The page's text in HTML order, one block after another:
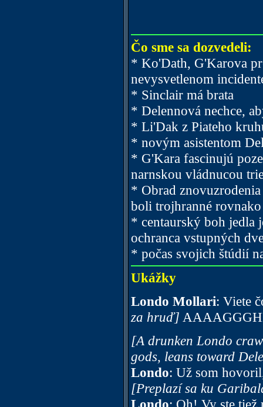
Čo sme sa dozvedeli:
* Ko'Dath, G'Karova
nevysvetlenom
* Sinclair má brata
* Delennová nechce,
* Li'Dak z Piateho
* novým asistentom
* G'Kara fascinujú
narnskou vládnucou
* Obrad
boli trojhranné
* centaurský boh jedla
ochranca vstupných
* počas svojich štúdií
Ukážky
Londo Mollari: Viete
za hruď]
[A drunken Londo
gods, leans toward
Londo: Už som
[Preplazí sa ku